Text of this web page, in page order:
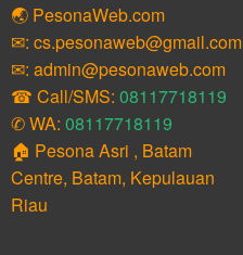
🌏 PesonaWeb.com
✉: cs.pesonaweb@gmail.com
✉: admin@pesonaweb.com
☎ Call/SMS: 08117718119
✆ WA: 08117718119
🏠 Pesona Asri , Batam
Centre, Batam, Kepulauan
Riau